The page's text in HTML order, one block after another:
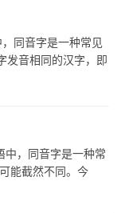
音字是一种常见
发音相同的汉字，即
同音字是一种常
能截然不同。今